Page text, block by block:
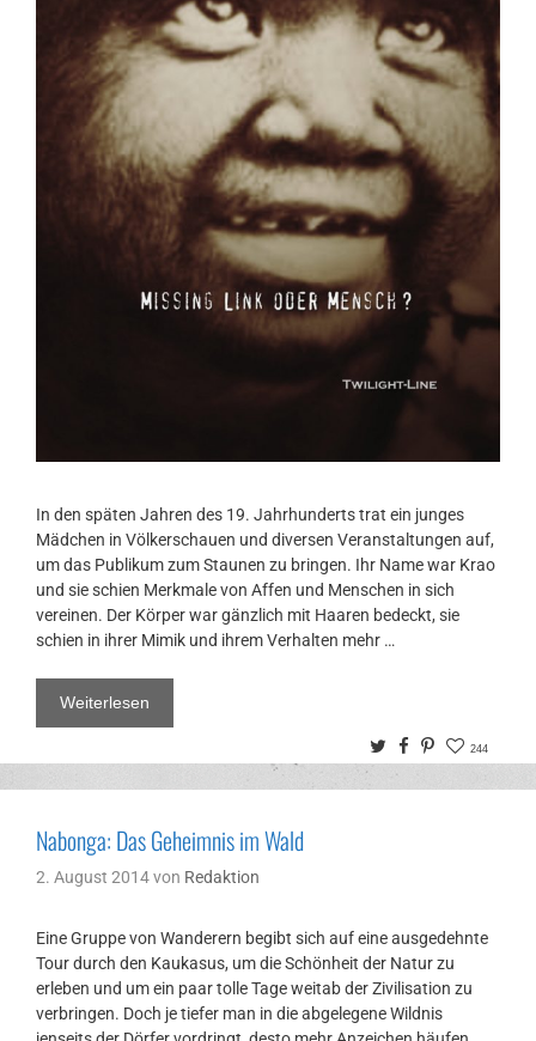
In den späten Jahren des 19. Jahrhunderts trat ein junges
Mädchen in Völkerschauen und diversen Veranstaltungen auf,
um das Publikum zum Staunen zu bringen. Ihr Name war Krao
und sie schien Merkmale von Affen und Menschen in sich
vereinen. Der Körper war gänzlich mit Haaren bedeckt, sie
schien in ihrer Mimik und ihrem Verhalten mehr …
Weiterlesen
TwitterFacebook
Pinterest
244
Nabonga: Das Geheimnis im Wald
2. August 2014von Redaktion
Eine Gruppe von Wanderern begibt sich auf eine ausgedehnte
Tour durch den Kaukasus, um die Schönheit der Natur zu
erleben und um ein paar tolle Tage weitab der Zivilisation zu
verbringen. Doch je tiefer man in die abgelegene Wildnis